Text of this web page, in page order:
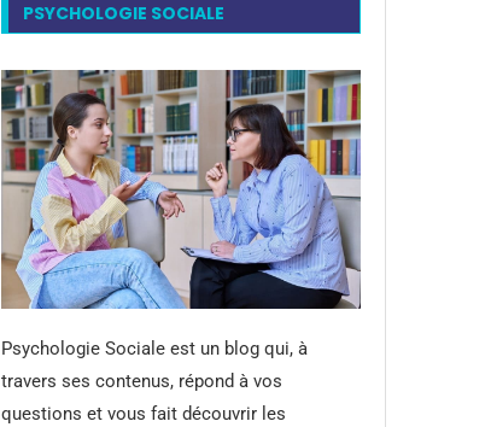
PSYCHOLOGIE SOCIALE
Psychologie Sociale est un blog qui, à
travers ses contenus, répond à vos
questions et vous fait découvrir les